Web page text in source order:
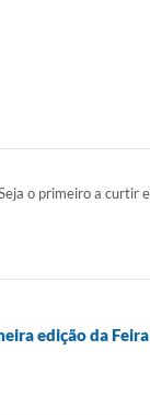
o primeiro a curtir
edição da